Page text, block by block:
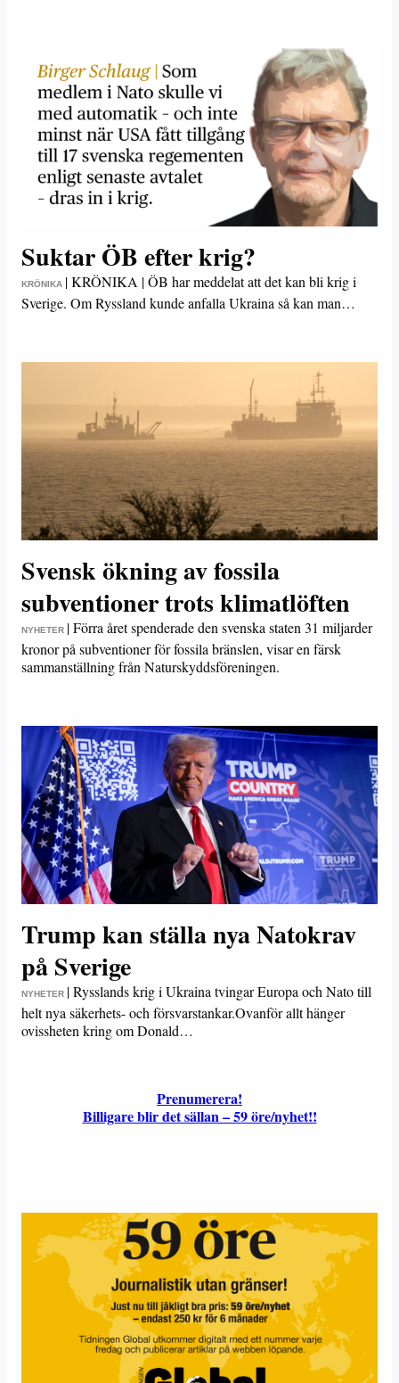
Suktar ÖB efter krig?
KRÖNIKA |KRÖNIKA | ÖB har meddelat att det kan bli krig i
Sverige. Om Ryssland kunde anfalla Ukraina så kan man…
Svensk ökning av fossila
subventioner trots klimatlöften
NYHETER |Förra året spenderade den svenska staten 31 miljarder
kronor på subventioner för fossila bränslen, visar en färsk
sammanställning från Naturskyddsföreningen.
Trump kan ställa nya Natokrav
på Sverige
NYHETER |Rysslands krig i Ukraina tvingar Europa och Nato till
helt nya säkerhets- och försvarstankar.Ovanför allt hänger
ovissheten kring om Donald…
Prenumerera!
Billigare blir det sällan – 59 öre/nyhet!!